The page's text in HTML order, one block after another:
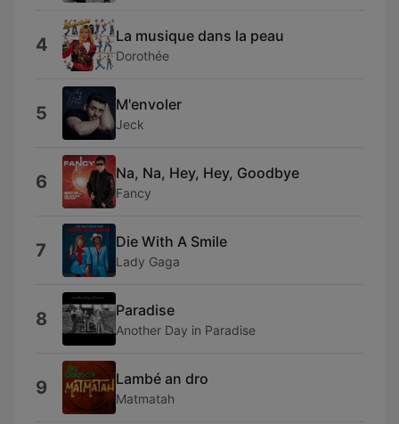
4 La musique dans la peau
Dorothée
5 M'envoler
Jeck
6 Na, Na, Hey, Hey, Goodbye
Fancy
7 Die With A Smile
Lady Gaga
8 Paradise
Another Day in Paradise
9 Lambé an dro
Matmatah